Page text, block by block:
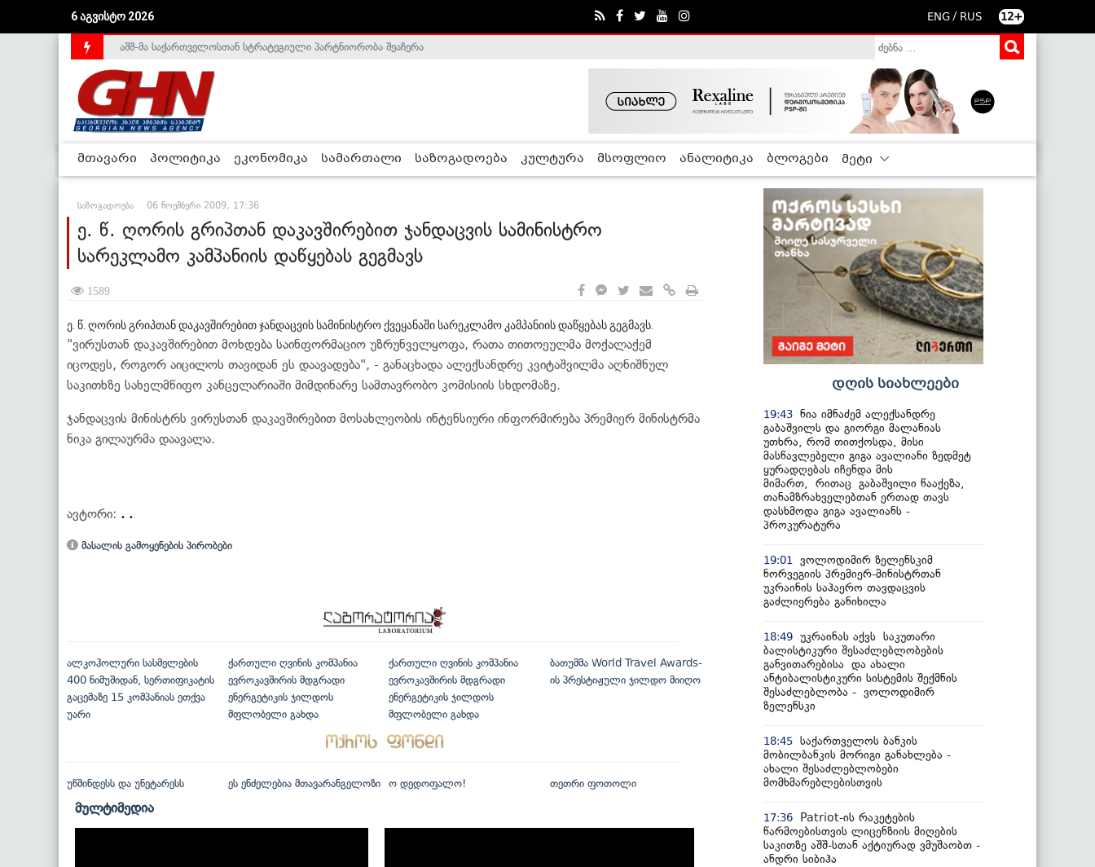
6 აგვისტო 2026 ENG / RUS 12+
საქართველოს დე-ფაქტო მთავრობა არალეგიტიმურია - ჰელსინკის კომისია
აშშ-მა საქართველოსთან სტრატეგიული პარტნიორობა შეაჩერა
მთავარი პოლიტიკა ეკონომიკა სამართალი საზოგადოება კულტურა მსოფლიო ანალიტიკა ბლოგები მეტი
საზოგადოება 06 ნოემბერი 2009, 17:36
ე. წ. ღორის გრიპთან დაკავშირებით ჯანდაცვის სამინისტრო
სარეკლამო კამპანიის დაწყებას გეგმავს
1589
ე. წ. ღორის გრიპთან დაკავშირებით ჯანდაცვის სამინისტრო ქვეყანაში სარეკლამო კამპანიის დაწყებას გეგმავს.
"ვირუსთან დაკავშირებით მოხდება საინფორმაციო უზრუნველყოფა, რათა თითოეულმა მოქალაქემ
იცოდეს, როგორ აიცილოს თავიდან ეს დაავადება", - განაცხადა ალექსანდრე კვიტაშვილმა აღნიშნულ
საკითხზე სახელმწიფო კანცელარიაში მიმდინარე სამთავრობო კომისიის სხდომაზე.
ჯანდაცვის მინისტრს ვირუსთან დაკავშირებით მოსახლეობის ინტენსიური ინფორმირება პრემიერ მინისტრმა
ნიკა გილაურმა დაავალა.
ავტორი: . .
მასალის გამოყენების პირობები
ალკოჰოლური სასმელების
400 ნიმუშიდან, სერთიფიკატის
გაცემაზე 15 კომპანიას ეთქვა
უარი
ქართული ღვინის კომპანია
ევროკავშირის მდგრადი
ენერგეტიკის ჯილდოს
მფლობელი გახდა
ქართული ღვინის კომპანია
ევროკავშირის მდგრადი
ენერგეტიკის ჯილდოს
მფლობელი გახდა
ბათუმმა World Travel Awards-
ის პრესტიჟული ჯილდო მიიღო
უწმინდესს და უნეტარესს ეს ენძელებია მთავარანგელოზი ო დედოფალო! თეთრი ფოთოლი
მულტიმედია
დღის სიახლეები
19:43 ნია იმნაძემ ალექსანდრე
გაბაშვილს და გიორგი მალანიას
უთხრა, რომ თითქოსდა, მისი
მასწავლებელი გიგა ავალიანი ზედმეტ
ყურადღებას იჩენდა მის
მიმართ, რითაც გაბაშვილი წააქეზა,
თანამზრახველებთან ერთად თავს
დასხმოდა გიგა ავალიანს -
პროკურატურა
19:01
ვოლოდიმირ ზელენსკიმ
ნორვეგიის პრემიერ-მინისტრთან
უკრაინის საჰაერო თავდაცვის
გაძლიერება განიხილა
18:49 უკრაინას აქვს საკუთარი
ბალისტიკური შესაძლებლობების
განვითარებისა და ახალი
ანტიბალისტიკური სისტემის შექმნის
შესაძლებლობა - ვოლოდიმირ
ზელენსკი
18:45 საქართველოს ბანკის
მობილბანკის მორიგი განახლება -
ახალი შესაძლებლობები
მომხმარებლებისთვის
17:36
Patriot-ის რაკეტების
წარმოებისთვის ლიცენზიის მიღების
საკითზე აშშ-სთან აქტიურად ვმუშაობთ -
ანდრი სიბიჰა